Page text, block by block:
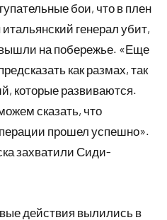
бои, что в плен
генерал убит,
на побережье. «Еще
как размах, так
которые развиваются.
сказать, что
прошел успешно».
захватили Сиди-
действия вылились в